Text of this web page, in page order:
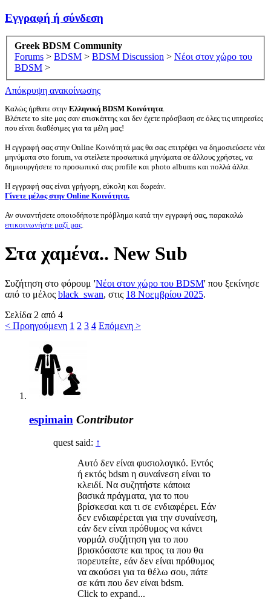
Εγγραφή ή σύνδεση
Greek BDSM Community
Forums > BDSM > BDSM Discussion > Νέοι στον χώρο του
BDSM >
Απόκρυψη ανακοίνωσης
Καλώς ήρθατε στην Ελληνική BDSM Κοινότητα.
Βλέπετε το site μας σαν επισκέπτης και δεν έχετε πρόσβαση σε όλες τις υπηρεσίες
που είναι διαθέσιμες για τα μέλη μας!
Η εγγραφή σας στην Online Κοινότητά μας θα σας επιτρέψει να δημοσιεύσετε νέα
μηνύματα στο forum, να στείλετε προσωπικά μηνύματα σε άλλους χρήστες, να
δημιουργήσετε το προσωπικό σας profile και photo albums και πολλά άλλα.
Η εγγραφή σας είναι γρήγορη, εύκολη και δωρεάν.
Γίνετε μέλος στην Online Κοινότητα.
Αν συναντήσετε οποιοδήποτε πρόβλημα κατά την εγγραφή σας, παρακαλώ
επικοινωνήστε μαζί μας.
Στα χαμένα.. New Sub
Συζήτηση στο φόρουμ 'Νέοι στον χώρο του BDSM' που ξεκίνησε
από το μέλος black_swan, στις 18 Νοεμβρίου 2025.
Σελίδα 2 από 4
< Προηγούμενη 1 2 3 4 Επόμενη >
espimain Contributor
quest said: ↑
Αυτό δεν είναι φυσιολογικό. Εντός
ή εκτός bdsm η συναίνεση είναι το
κλειδί. Να συζητήστε κάποια
βασικά πράγματα, για το που
βρίσκεσαι και τι σε ενδιαφέρει. Εάν
δεν ενδιαφέρεται για την συναίνεση,
εάν δεν είναι πρόθυμος να κάνει
νορμάλ συζήτηση για το που
βρισκόσαστε και προς τα που θα
πορευτείτε, εάν δεν είναι πρόθυμος
να ακούσει για τα θέλω σου, πάτε
σε κάτι που δεν είναι bdsm.
Click to expand...